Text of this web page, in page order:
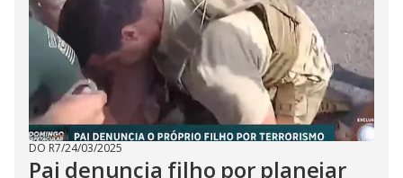
DO R7/24/03/2025
Pai denuncia filho por planejar